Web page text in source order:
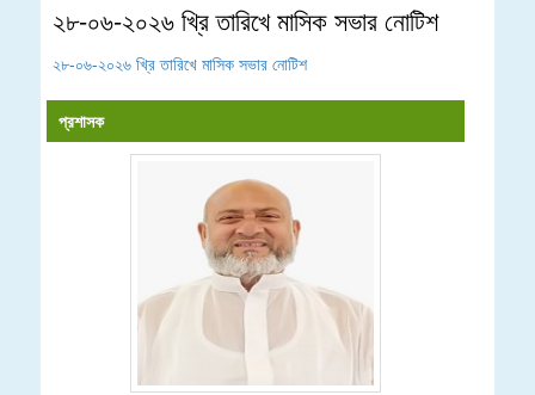
২৮-০৬-২০২৬ খ্রি তারিখে মাসিক সভার নোটিশ
২৮-০৬-২০২৬ খ্রি তারিখে মাসিক সভার নোটিশ
প্রশাসক